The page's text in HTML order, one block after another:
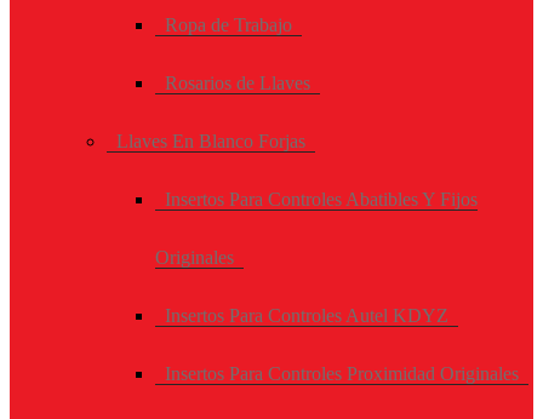
Ropa de Trabajo
Rosarios de Llaves
Llaves En Blanco Forjas
Insertos Para Controles Abatibles Y Fijos
Originales
Insertos Para Controles Autel KDYZ
Insertos Para Controles Proximidad Originales